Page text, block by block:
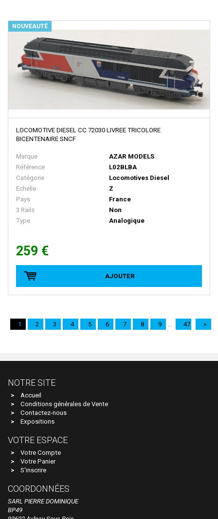
Preiser
Primex
PROTO 1000 SERIES
PROTO 2000 SERIES
PZ-MODEL
R37
RAI-MO
RAILTOP MODELL
RAPIDO TRAINS
RED CABOOSE
REPLICA RAILWAYS
Retro 87
Revell
RICKO
RMA - Marque Disparue Finition Annees 70
ROCKY RAIL
ROCO ETRANGER
ROCO FRANCE
Roco Miniatur Modell
Roco Minitanks
ROKUHAN
ROS
NOUVEAUTÉ
LOCOMOTIVE DIESEL CC 72030 LIVREE TRICOLORE
BICENTENAIRE SNCF
Marque
AZAR MODELS
Référence
L02BLBA
Catégorie
Locomotives Diesel
Echelle
Z
Pays
France
3 Rails
Non
Type
Analogique
259 €
AJOUTER
1 2 3 4 5 6 7 8 9 ... 47 »
NOTRE SITE
Accueil
Conditions générales de Vente
Contactez-nous
Expositions
VOTRE ESPACE
Votre Compte
Votre Panier
S'inscrire
COORDONNÉES
SARL PIERRE DOMINIQUE
BP49